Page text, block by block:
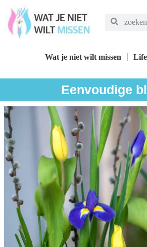
Wat je niet wilt missen
Eenvoudige